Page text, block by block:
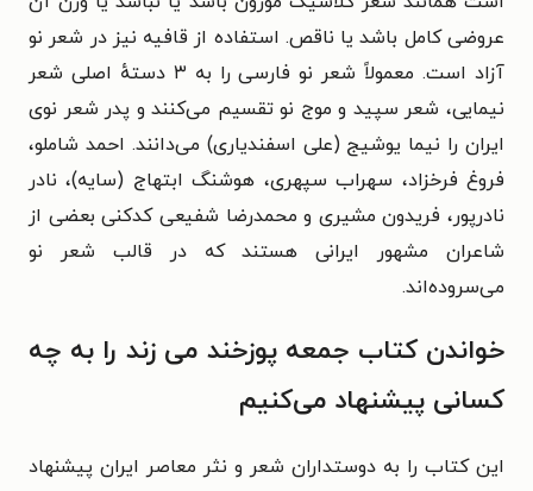
عروضی کامل باشد یا ناقص. استفاده از قافیه نیز در شعر نو
آزاد است. معمولاً شعر نو فارسی را به ۳ دستهٔ اصلی شعر
نیمایی، شعر سپید و موج نو تقسیم می‌کنند و پدر شعر نوی
ایران را نیما یوشیج (علی اسفندیاری) می‌دانند. احمد شاملو،
فروغ فرخزاد، سهراب سپهری، هوشنگ ابتهاج (سایه)، نادر
نادرپور، فریدون مشیری و محمدرضا شفیعی کدکنی بعضی از
شاعران مشهور ایرانی هستند که در قالب شعر نو
می‌سروده‌اند.
خواندن کتاب جمعه پوزخند می زند را به چه
کسانی پیشنهاد می‌کنیم
این کتاب را به دوستداران شعر و نثر معاصر ایران پیشنهاد